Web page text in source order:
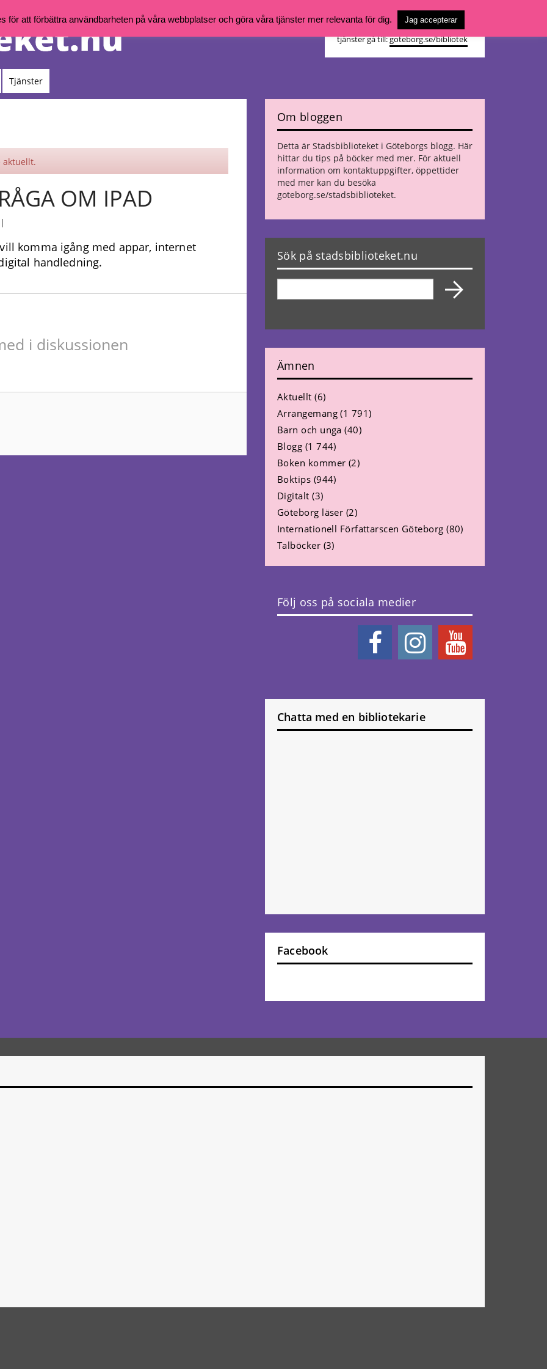
Tjänster
Vill du söka böcker, logga in på ditt
bibliotekskonto eller nå övriga
tjänster gå till:goteborg.se/bibliotek
aktuellt.
OM IPAD
komma igång med appar, internet
handledning.
i diskussionen
Om bloggen
Detta är Stadsbiblioteket i Göteborgs blogg. Här
hittar du tips på böcker med mer. För aktuell
information om kontaktuppgifter, öppettider
med mer kan du besöka
goteborg.se/stadsbiblioteket.
Sök på stadsbiblioteket.nu
Ämnen
Aktuellt (6)
Arrangemang(1 791)
Barn och unga (40)
Blogg (1 744)
Boken kommer (2)
Boktips (944)
Digitalt (3)
Göteborg läser (2)
Internationell Författarscen Göteborg (80)
Talböcker (3)
Följ oss på sociala medier
Chatta med en bibliotekarie
Facebook
att förbättra användbarheten på våra webbplatser och göra våra tjänster mer relevanta för dig. Jag accepterar